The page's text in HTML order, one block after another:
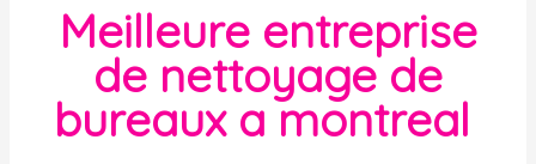
Meilleure entreprise
de nettoyage de
bureaux a montreal